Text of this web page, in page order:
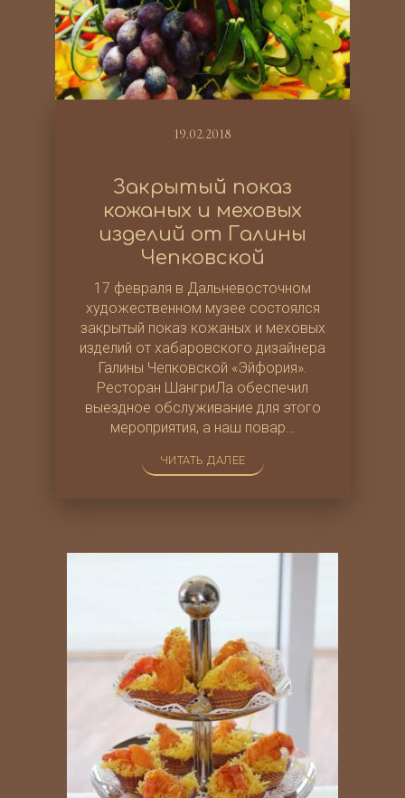
19.02.2018
Закрытый показ
кожаных и меховых
изделий от Галины
Чепковской
17 февраля в Дальневосточном
художественном музее состоялся
закрытый показ кожаных и меховых
изделий от хабаровского дизайнера
Галины Чепковской «Эйфория».
Ресторан ШангриЛа обеспечил
выездное обслуживание для этого
мероприятия, а наш повар…
ЧИТАТЬ ДАЛЕЕ